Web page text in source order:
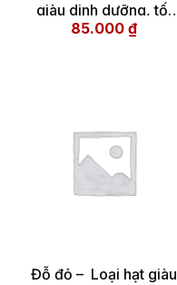
giàu dinh dưỡng, tốt
cho sức khỏe
85.000 ₫
Đỗ đỏ – Loại hạt giàu